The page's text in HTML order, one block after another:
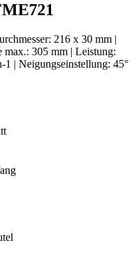
216 x 30 mm |
max.: 305 mm | Leistung:
| Neigungseinstellung: 45°